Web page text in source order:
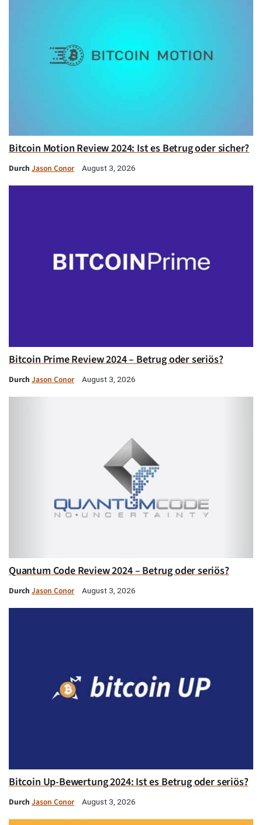
Bitcoin Motion Review 2024: Ist es Betrug oder sicher?
Durch Jason Conor August 3, 2026
Bitcoin Prime Review 2024 – Betrug oder seriös?
Durch Jason Conor August 3, 2026
Quantum Code Review 2024 – Betrug oder seriös?
Durch Jason Conor August 3, 2026
Bitcoin Up-Bewertung 2024: Ist es Betrug oder seriös?
Durch Jason Conor August 3, 2026